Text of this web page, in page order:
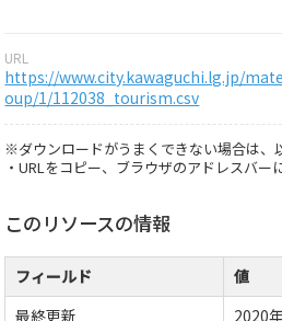
URL
https://www.city.kawaguchi.lg.jp/
oup/1/112038_tourism.csv
※ダウンロードがうまくできない場合は、
・URLをコピー、ブラウザのアドレスバ
このリソースの情報
フィールド
値
最終更新
2020